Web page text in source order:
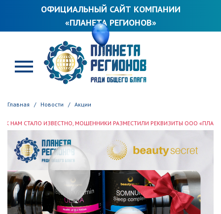
ОФИЦИАЛЬНЫЙ САЙТ КОМПАНИИ
«ПЛАНЕТА РЕГИОНОВ»
ПЛАНЕТА РЕГИОНОВ
Главная Новости Акции
МОШЕННИКИ РАЗМЕСТИЛИ РЕКВИЗИТЫ ООО «ПЛАНЕТА РЕГИОНОВ» В